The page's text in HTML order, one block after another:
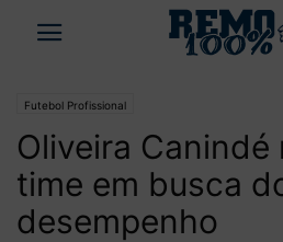
Futebol Profissional
Oliveira Canindé
time em busca
desempenho